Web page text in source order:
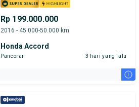
Rp 199.000.000
2016 - 45.000-50.000 km
Honda Accord
Pancoran 3 hari yang lalu
i